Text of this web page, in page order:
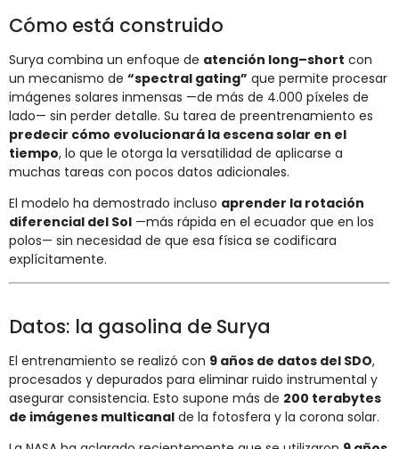
Cómo está construido
Surya combina un enfoque de atención long–short con
un mecanismo de “spectral gating” que permite procesar
imágenes solares inmensas —de más de 4.000 píxeles de
lado— sin perder detalle. Su tarea de preentrenamiento es
predecir cómo evolucionará la escena solar en el
tiempo, lo que le otorga la versatilidad de aplicarse a
muchas tareas con pocos datos adicionales.
El modelo ha demostrado incluso aprender la rotación
diferencial del Sol —más rápida en el ecuador que en los
polos— sin necesidad de que esa física se codificara
explícitamente.
Datos: la gasolina de Surya
El entrenamiento se realizó con 9 años de datos del SDO,
procesados y depurados para eliminar ruido instrumental y
asegurar consistencia. Esto supone más de 200 terabytes
de imágenes multicanal de la fotosfera y la corona solar.